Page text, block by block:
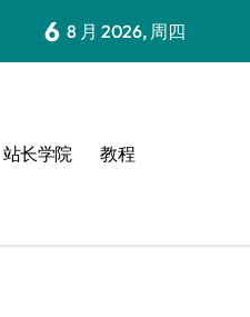
6 8 月 2026, 周四
站长学院 教程